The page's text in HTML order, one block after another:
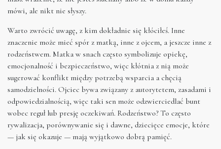
mówi, ale nikt nie słyszy.
Warto zwrócić uwagę, z kim dokładnie się kłóciłeś. Inne
znaczenie może mieć spór z matką, inne z ojcem, a jeszcze inne z
rodzeństwem. Matka w snach często symbolizuje opiekę,
emocjonalność i bezpieczeństwo, więc kłótnia z nią może
sugerować konflikt między potrzebą wsparcia a chęcią
samodzielności. Ojciec bywa związany z autorytetem, zasadami i
odpowiedzialnością, więc taki sen może odzwierciedlać bunt
wobec reguł lub presję oczekiwań. Rodzeństwo? To często
rywalizacja, porównywanie się i dawne, dziecięce emocje, które
— jak się okazuje — mają wyjątkowo dobrą pamięć.